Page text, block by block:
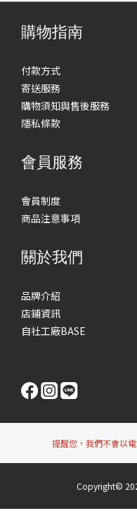
購物指南
付款方式
寄送服務
購物須知與售後服務
隱私條款
會員服務
會員制度
商品注意事項
關於我們
品牌介紹
店鋪資訊
自社工廠BASE
提醒您，我們不會以
Copyright©